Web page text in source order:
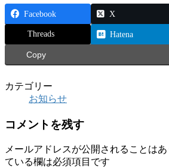
Facebook X
Threads Hatena
Copy
カテゴリー
お知らせ
コメントを残す
メールアドレスが公開されることはあ
ている欄は必須項目です